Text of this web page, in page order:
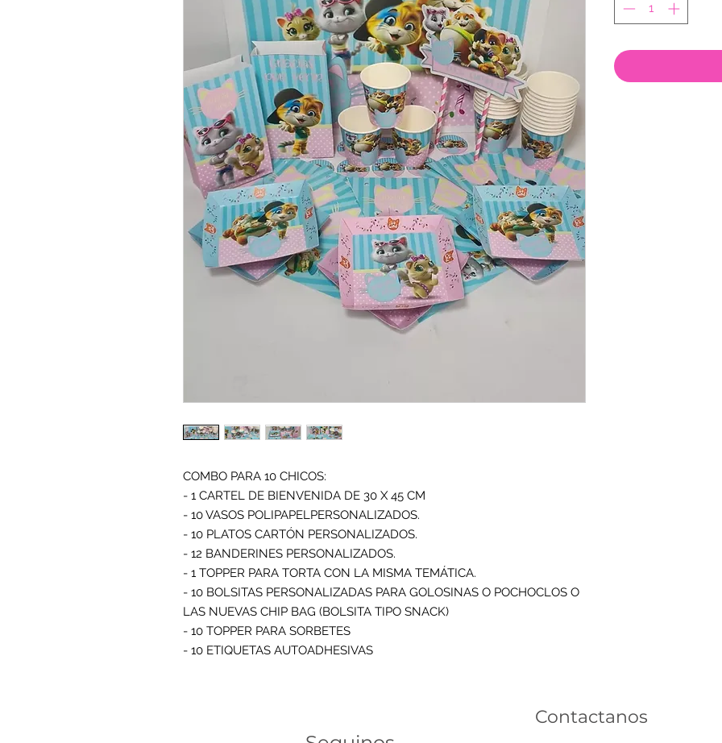
COMBO PARA 10 CHICOS:
- 1 CARTEL DE BIENVENIDA DE 30 X 45 CM
- 10 VASOS POLIPAPELPERSONALIZADOS.
- 10 PLATOS CARTÓN PERSONALIZADOS.
- 12 BANDERINES PERSONALIZADOS.
- 1 TOPPER PARA TORTA CON LA MISMA TEMÁTICA.
- 10 BOLSITAS PERSONALIZADAS PARA GOLOSINAS O POCHOCLOS O
LAS NUEVAS CHIP BAG (BOLSITA TIPO SNACK)
- 10 TOPPER PARA SORBETES
- 10 ETIQUETAS AUTOADHESIVAS
Contactanos